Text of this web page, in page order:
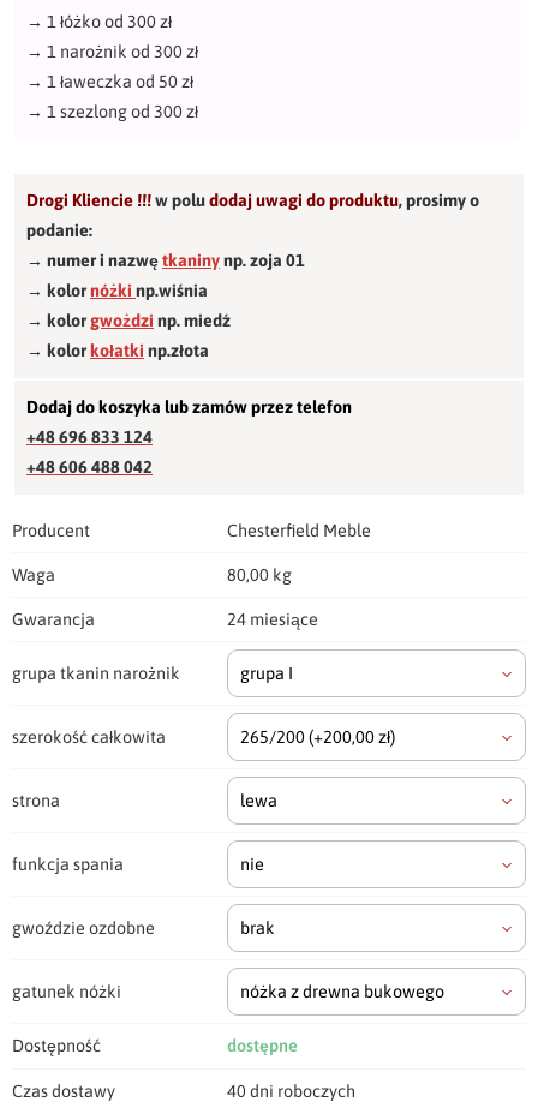
→ 1 łóżko od 300 zł
→ 1 narożnik od 300 zł
→ 1 ławeczka od 50 zł
→ 1 szezlong od 300 zł
Drogi Kliencie !!!w poludodaj uwagi do produktu,prosimy o
podanie:
→ numer i nazwętkaninynp. zoja 01
→ kolornóżki np.wiśnia
→ kolorgwożdzi np. miedź
→ kolorkołatki np.złota
Dodaj do koszyka lub zamów przez telefon
+48 696 833 124
+48 606 488 042
Producent Chesterfield Meble
Waga 80,00 kg
Gwarancja 24 miesiące
grupa tkanin narożnik grupa I
szerokość całkowita 265/200(+200,00 zł)
strona lewa
funkcja spania nie
gwoździe ozdobne brak
gatunek nóżki nóżka z drewna bukowego
Dostępność dostępne
Czas dostawy 40 dni roboczych